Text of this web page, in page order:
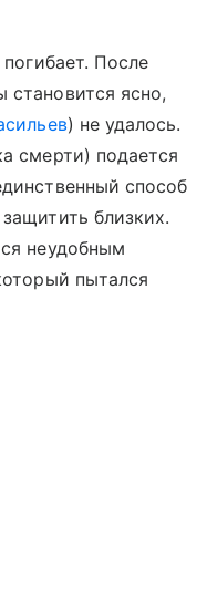
После
ясно,
) не удалось.
смерти) подается
способ
близких.
неудобным
пытался